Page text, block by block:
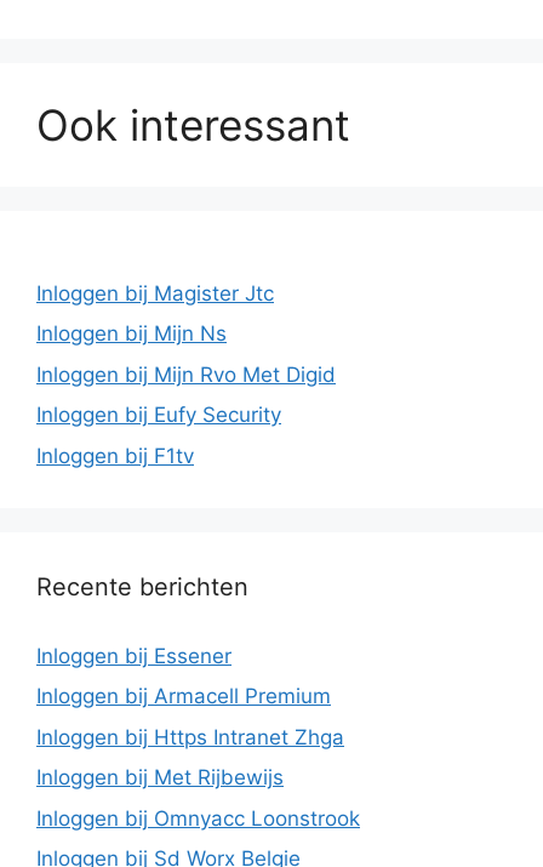
Ook interessant
Inloggen bij Magister Jtc
Inloggen bij Mijn Ns
Inloggen bij Mijn Rvo Met Digid
Inloggen bij Eufy Security
Inloggen bij F1tv
Recente berichten
Inloggen bij Essener
Inloggen bij Armacell Premium
Inloggen bij Https Intranet Zhga
Inloggen bij Met Rijbewijs
Inloggen bij Omnyacc Loonstrook
Inloggen bij Sd Worx Belgie